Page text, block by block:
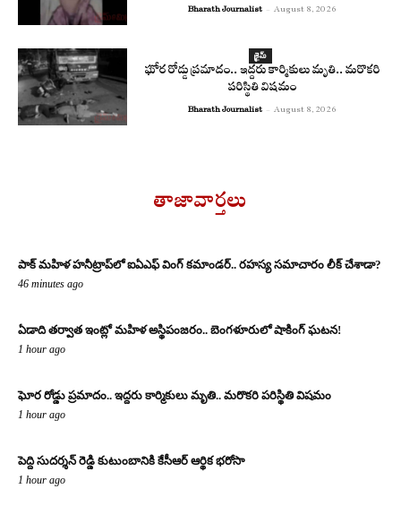
Bharath Journalist - August 8, 2026
క్రైమ్
ఘోర రోడ్డు ప్రమాదం.. ఇద్దరు కార్మికులు మృతి.. మరొకరి
పరిస్థితి విషమం
Bharath Journalist - August 8, 2026
తాజావార్తలు
పాక్ మహిళ హనీట్రాప్‌లో ఐఏఎఫ్ వింగ్ కమాండర్.. రహస్య సమాచారం లీక్ చేశాడా?
46 minutes ago
ఏడాది తర్వాత ఇంట్లో మహిళ అస్థిపంజరం.. బెంగళూరులో షాకింగ్ ఘటన!
1 hour ago
ఘోర రోడ్డు ప్రమాదం.. ఇద్దరు కార్మికులు మృతి.. మరొకరి పరిస్థితి విషమం
1 hour ago
పెద్ది సుదర్శన్ రెడ్డి కుటుంబానికి కేసీఆర్ ఆర్థిక భరోసా
1 hour ago